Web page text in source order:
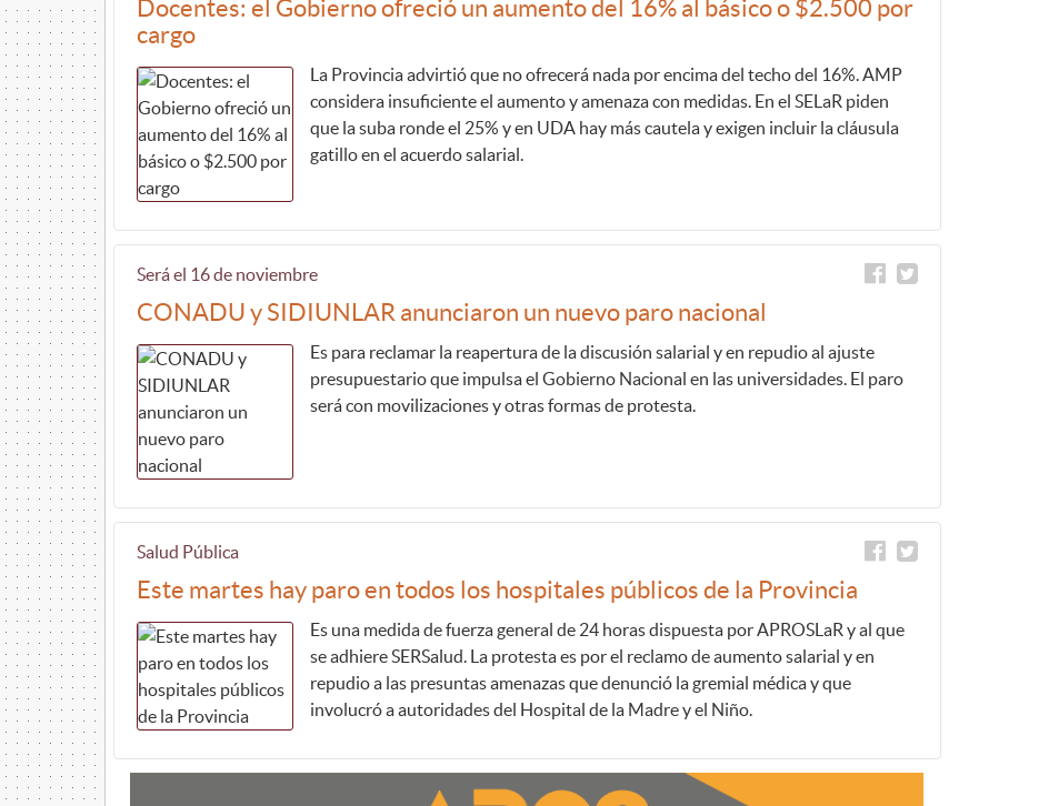
Docentes: el Gobierno ofreció un aumento del 16% al básico o $2.500 por
cargo
La Provincia advirtió que no ofrecerá nada por encima del techo del 16%. AMP
considera insuficiente el aumento y amenaza con medidas. En el SELaR piden
que la suba ronde el 25% y en UDA hay más cautela y exigen incluir la cláusula
gatillo en el acuerdo salarial.
Será el 16 de noviembre
CONADU y SIDIUNLAR anunciaron un nuevo paro nacional
Es para reclamar la reapertura de la discusión salarial y en repudio al ajuste
presupuestario que impulsa el Gobierno Nacional en las universidades. El paro
será con movilizaciones y otras formas de protesta.
Salud Pública
Este martes hay paro en todos los hospitales públicos de la Provincia
Es una medida de fuerza general de 24 horas dispuesta por APROSLaR y al que
se adhiere SERSalud. La protesta es por el reclamo de aumento salarial y en
repudio a las presuntas amenazas que denunció la gremial médica y que
involucró a autoridades del Hospital de la Madre y el Niño.